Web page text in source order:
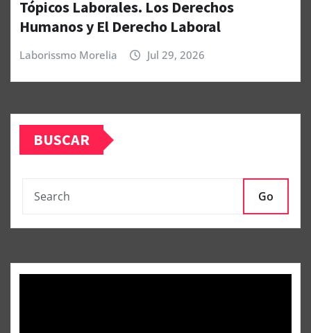
Tópicos Laborales. Los Derechos
Humanos y El Derecho Laboral
Laborissmo Morelia Jul 29, 2026
BUSCAR
Go